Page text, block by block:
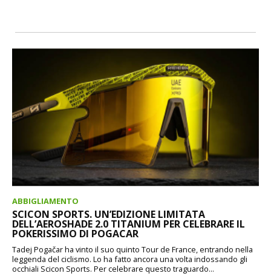
ABBIGLIAMENTO
SCICON SPORTS. UN’EDIZIONE LIMITATA
DELL’AEROSHADE 2.0 TITANIUM PER CELEBRARE IL
POKERISSIMO DI POGACAR
Tadej Pogačar ha vinto il suo quinto Tour de France, entrando nella
leggenda del ciclismo. Lo ha fatto ancora una volta indossando gli
occhiali Scicon Sports. Per celebrare questo traguardo...